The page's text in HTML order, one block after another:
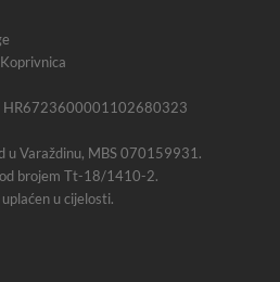
HR6723600001102680323
u Varaždinu, MBS 070159931.
brojem Tt-18/1410-2.
u cijelosti.